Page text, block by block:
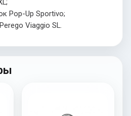
Pop-Up Sportivo;
Viaggio SL.